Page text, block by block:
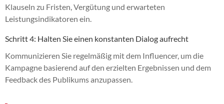
Klauseln zu Fristen, Vergütung und erwarteten
Leistungsindikatoren ein.
Schritt 4: Halten Sie einen konstanten Dialog aufrecht
Kommunizieren Sie regelmäßig mit dem Influencer, um die
Kampagne basierend auf den erzielten Ergebnissen und dem
Feedback des Publikums anzupassen.